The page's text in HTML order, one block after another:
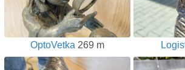
OptoVetka 269 m